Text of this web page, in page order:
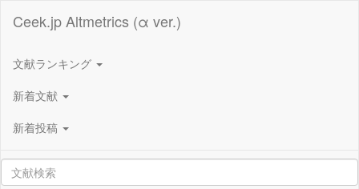
Ceek.jp Altmetrics (α ver.)
文献ランキング
新着文献
新着投稿